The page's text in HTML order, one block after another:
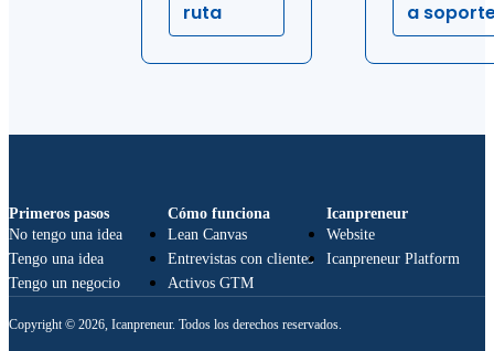
ruta
a
Primeros pasos
No tengo una idea
Tengo una idea
Tengo un negocio
Cómo funciona
Lean Canvas
Entrevistas con clientes
Activos GTM
Icanpreneur
Website
Icanpreneur Platform
Copyright © 2026, Icanpreneur. Todos los derechos reservados.